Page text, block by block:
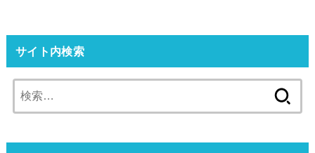
サイト内検索
索: